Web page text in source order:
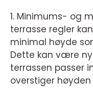
1. Minimums- og
terrasse regler
minimal høyde
Dette kan være
terrassen passer
overstiger